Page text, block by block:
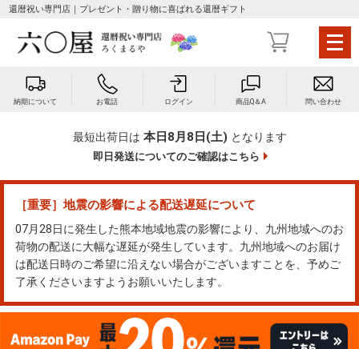
メ
ニ
ー
を
還暦祝い専門店｜プレゼント・贈り物に喜ばれる還暦ギフト
納期について お電話 ログイン 商品Q＆A 問い合わせ
最短出荷日は 本日8月8日(土) となります
即日発送についてのご確認はこちら
［重要］地震の影響による配送遅延について
07月28日に発生した熊本地域地震の影響により、九州地域へのお
荷物の配送に大幅な遅延が発生しています。九州地域へのお届け
は配送日時のご希望に沿えない場合がございますことを、予めご
了承くださいますようお願いいたします。